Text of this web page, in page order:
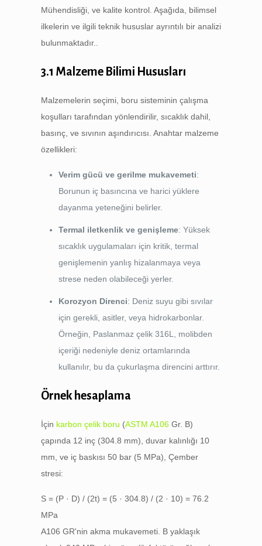
Mühendisliği, ve kalite kontrol. Aşağıda, bilimsel
ilkelerin ve ilgili teknik hususlar ayrıntılı bir analizi
bulunmaktadır..
3.1 Malzeme Bilimi Hususları
Malzemelerin seçimi, boru sisteminin çalışma
koşulları tarafından yönlendirilir, sıcaklık dahil,
basınç, ve sıvının aşındırıcısı. Anahtar malzeme
özellikleri:
Verim gücü ve gerilme mukavemeti:
Borunun iç basıncına ve harici yüklere
dayanma yeteneğini belirler.
Termal iletkenlik ve genişleme: Yüksek
sıcaklık uygulamaları için kritik, termal
genişlemenin yanlış hizalanmaya veya
strese neden olabileceği yerler.
Korozyon Direnci: Deniz suyu gibi sıvılar
için gerekli, asitler, veya hidrokarbonlar.
Örneğin, Paslanmaz çelik 316L, molibden
içeriği nedeniyle deniz ortamlarında
kullanılır, bu da çukurlaşma direncini arttırır.
Örnek hesaplama
İçin karbon çelik boru (ASTM A106Gr. B)
çapında 12 inç (304.8 mm), duvar kalınlığı 10
mm, ve iç baskısı 50 bar (5 MPa), Çember
stresi:
S = (P · D) / (2t) = (5 · 304.8) / (2 · 10) = 76.2
MPa
A106 GR'nin akma mukavemeti. B yaklaşık